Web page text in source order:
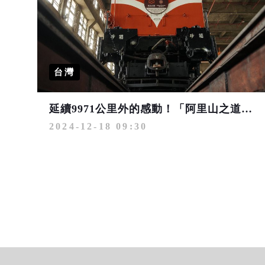
台灣
延續9971公里外的感動！「阿里山之道：臺英交流主題攝影展」線上開展
2024-12-18 09:30